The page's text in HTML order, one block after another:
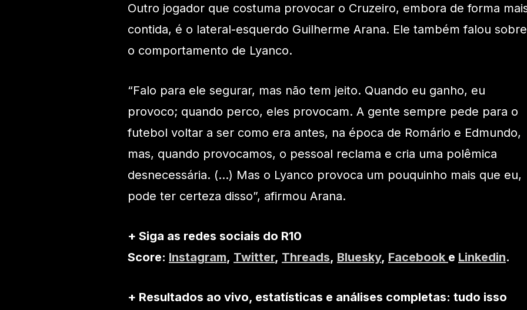
Outro jogador que costuma provocar o Cruzeiro, embora de forma
contida, é o lateral-esquerdo Guilherme Arana. Ele também falou sobre
o comportamento de Lyanco.
“Falo para ele segurar, mas não tem jeito. Quando eu ganho, eu
provoco; quando perco, eles provocam. A gente sempre pede para o
futebol voltar a ser como era antes, na época de Romário e Edmundo,
mas, quando provocamos, o pessoal reclama e cria uma polêmica
desnecessária. (…) Mas o Lyanco provoca um pouquinho mais que eu,
pode ter certeza disso”, afirmou Arana.
+ Siga as redes sociais do R10
Score: Instagram, Twitter, Threads, Bluesky, Facebook e Linkedin.
+ Resultados ao vivo, estatísticas e análises completas: tudo isso